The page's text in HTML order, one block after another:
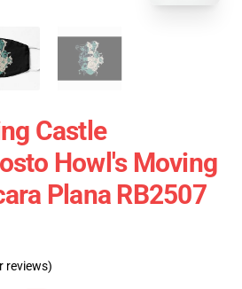
Castle
Howl's Moving
Plana RB2507
reviews)